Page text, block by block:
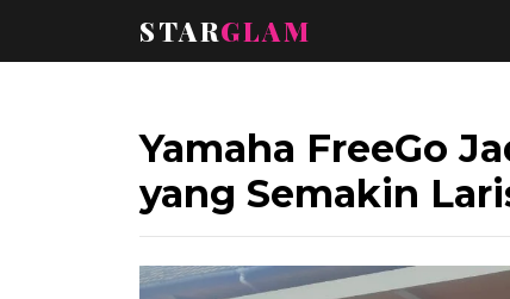
STARGLAM
Yamaha FreeGo
yang Semakin